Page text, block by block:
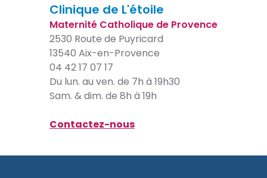
Clinique de L'étoile
Maternité Catholique de Provence
2530 Route de Puyricard
13540 Aix-en-Provence
04 42 17 07 17
Du lun. au ven. de 7h à 19h30
Sam. & dim. de 8h à 19h
Contactez-nous